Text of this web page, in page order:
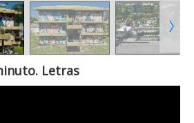
Letras